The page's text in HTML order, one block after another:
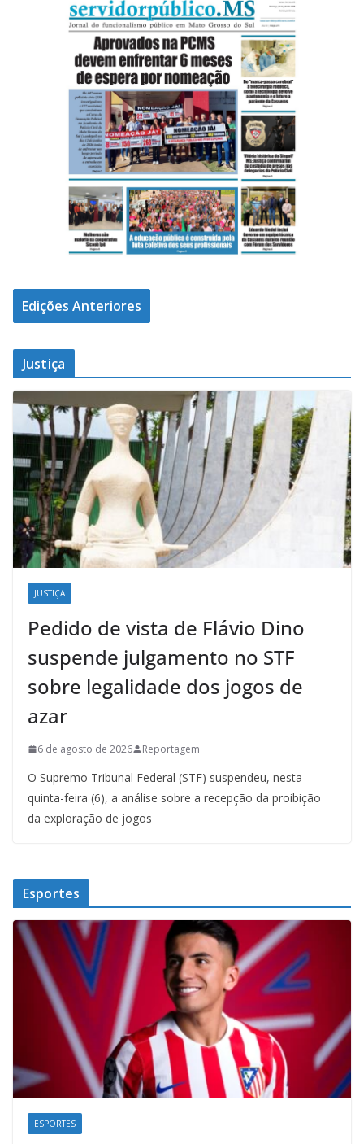
Edições Anteriores
Justiça
JUSTIÇA
Pedido de vista de Flávio Dino
suspende julgamento no STF
sobre legalidade dos jogos de
azar
6 de agosto de 2026 Reportagem
O Supremo Tribunal Federal (STF) suspendeu, nesta
quinta-feira (6), a análise sobre a recepção da proibição
da exploração de jogos
Esportes
ESPORTES